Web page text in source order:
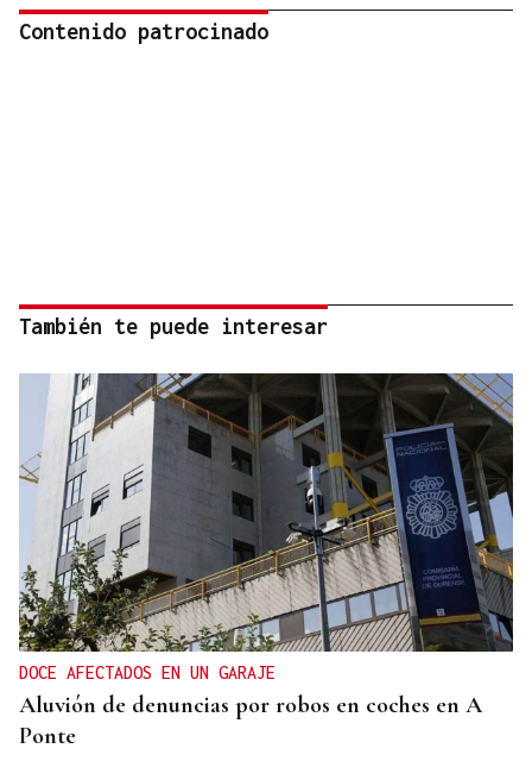
Contenido patrocinado
También te puede interesar
DOCE AFECTADOS EN UN GARAJE
Aluvión de denuncias por robos en coches en A
Ponte